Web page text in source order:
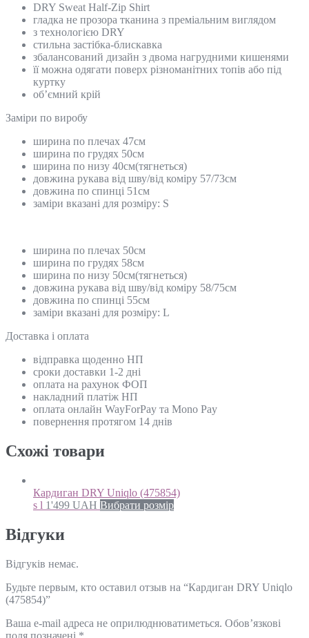
DRY Sweat Half-Zip Shirt
гладка не прозора тканина з преміальним виглядом
з технологією DRY
стильна застібка-блискавка
збалансований дизайн з двома нагрудними кишенями
її можна одягати поверх різноманітних топів або під
куртку
об’ємний крій
Замiри по виробу
ширина по плечах 47см
ширина по грудях 50см
ширина по низу 40см(тягнеться)
довжина рукава від шву/від коміру 57/73см
довжина по спинці 51см
заміри вказані для розміру: S
ширина по плечах 50см
ширина по грудях 58см
ширина по низу 50см(тягнеться)
довжина рукава від шву/від коміру 58/75см
довжина по спинці 55см
заміри вказані для розміру: L
Доставка і оплата
відправка щоденно НП
сроки доставки 1-2 дні
оплата на рахунок ФОП
накладний платіж НП
оплата онлайн WayForPay та Mono Pay
повернення протягом 14 днів
Схожi товари
Кардиган DRY Uniqlo (475854)
s l 1'499 UAH Вибрати розмір
Відгуки
Відгуків немає.
Будьте первым, кто оставил отзыв на “Кардиган DRY Uniqlo
(475854)”
Ваша e-mail адреса не оприлюднюватиметься. Обов’язкові
поля позначені *